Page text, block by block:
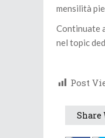
mensilità
Continuate
nel topic
Post
Share